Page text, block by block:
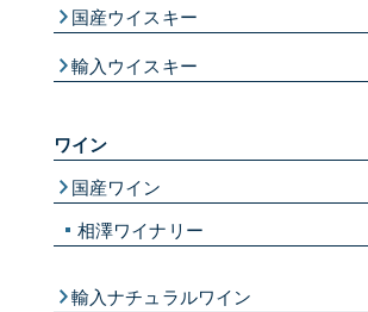
国産ウイスキー
輸入ウイスキー
ワイン
国産ワイン
相澤ワイナリー
輸入ナチュラルワイン